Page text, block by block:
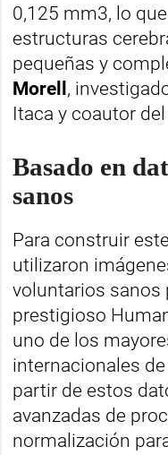
0,125 mm3, lo
estructuras
pequeñas y
Morell ,
Itaca y coautor
Basado en
sanos
Para construir
utilizaron
voluntarios sanos
prestigioso
uno de los
internacionales
partir de estos
avanzadas de
normalización